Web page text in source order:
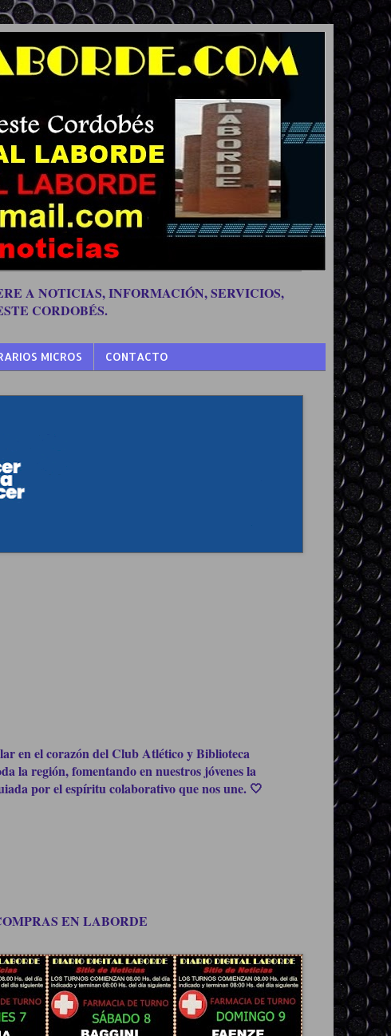
A NOTICIAS, INFORMACIÓN, SERVICIOS,
CORDOBÉS.
MICROS CONTACTO
en el corazón del Club Atlético y Biblioteca
la región, fomentando en nuestros jóvenes la
por el espíritu colaborativo que nos une. 🤍
EN LABORDE